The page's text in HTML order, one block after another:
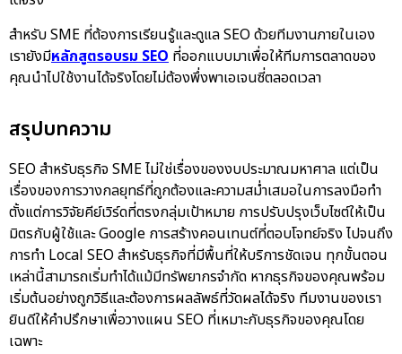
สำหรับ SME ที่ต้องการเรียนรู้และดูแล SEO ด้วยทีมงานภายในเอง
เรายังมีหลักสูตรอบรม SEO ที่ออกแบบมาเพื่อให้ทีมการตลาดของ
คุณนำไปใช้งานได้จริงโดยไม่ต้องพึ่งพาเอเจนซี่ตลอดเวลา
สรุปบทความ
SEO สำหรับธุรกิจ SME ไม่ใช่เรื่องของงบประมาณมหาศาล แต่เป็น
เรื่องของการวางกลยุทธ์ที่ถูกต้องและความสม่ำเสมอในการลงมือทำ
ตั้งแต่การวิจัยคีย์เวิร์ดที่ตรงกลุ่มเป้าหมาย การปรับปรุงเว็บไซต์ให้เป็น
มิตรกับผู้ใช้และ Google การสร้างคอนเทนต์ที่ตอบโจทย์จริง ไปจนถึง
การทำ Local SEO สำหรับธุรกิจที่มีพื้นที่ให้บริการชัดเจน ทุกขั้นตอน
เหล่านี้สามารถเริ่มทำได้แม้มีทรัพยากรจำกัด หากธุรกิจของคุณพร้อม
เริ่มต้นอย่างถูกวิธีและต้องการผลลัพธ์ที่วัดผลได้จริง ทีมงานของเรา
ยินดีให้คำปรึกษาเพื่อวางแผน SEO ที่เหมาะกับธุรกิจของคุณโดย
เฉพาะ